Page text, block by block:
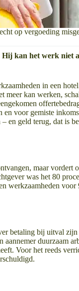
op vergoeding
kan het werk niet
in een
kan werken,
voor gemiste
en geld terug, dat is
maar
was het 80
werkzaamheden
betaling bij uitval zijn
duurzaam
Voor het reeds